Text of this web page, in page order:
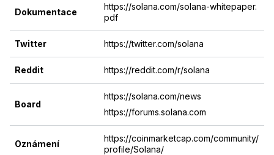
Dokumentace
https://solana.com/solana-whitepaper.
pdf
Twitter https://twitter.com/solana
Reddit https://reddit.com/r/solana
Board
https://solana.com/news
https://forums.solana.com
Oznámení
https://coinmarketcap.com/community/
profile/Solana/